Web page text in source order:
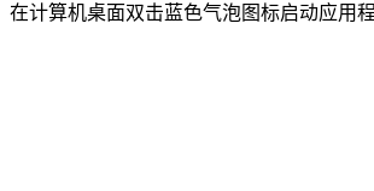
在计算机桌面双击蓝色气泡图标启动应用